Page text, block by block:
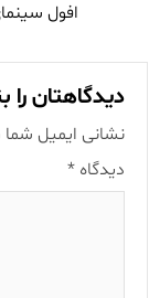
افول
دیدگاهتان را
نشانی ایمیل
دیدگاه *